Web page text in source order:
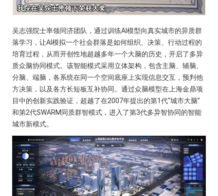
吴志强院士率领同济团队，通过训练AI模型向真实城市的异质群
落学习，让AI模拟一个社会群落是如何组织、决策、行动过程的
培育过程，从而开创性地超越多年一个大脑的历史，开启了多异
质众脑协同模式。该智能模式采用立体架构，包含主脑、辅脑、
分脑、端脑，各系统在同一个空间底座上实现信息交互，预判他
方决策，以及各方长短板互补协同。通过众脑模型在上海金鼎项
目中的创新实践验证，超越了在2007年提出的第1代“城市大脑”
和第2代SWARM同质群智模式，进入了第3代多异智协同的智能
城市新模式。